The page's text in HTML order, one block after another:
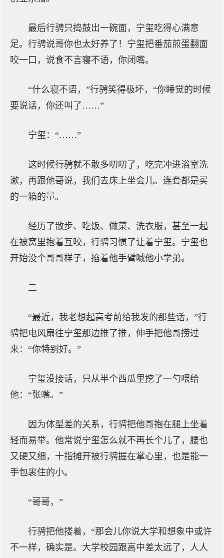
最后行骋只捣鼓出一碗面，宁玺吃得心满意
足。行骋说哥你也太好养了！宁玺把番茄煎蛋翻面
咬一口，说食不言寝不语，你闭嘴。
“什么寝不语，”行骋笑得极坏，“你睡觉的时候
要说话，你还叫了……”
宁玺：“……”
这时候行骋就不敢多叨叨了，吃完冲进浴室洗
漱，再跟他哥说，我们去床上坐会儿。连套都是买
的一箱的量。
经历了散步、吃饭、做菜、洗衣服，甚至一起
在被窝里抱着互咬，行骋习惯了让着宁玺。宁玺也
开始没个哥哥样子，掐着他手臂喊他小学弟。
二
“最近，我老想起高考前给我发的那些话，”行
骋把电风扇往宁玺那边推了推，伸手把他哥捞过
来：“你特别好。”
宁玺没接话，只从半个西瓜里挖了一勺喂给
他：“张嘴。”
因为体型差的关系，行骋把他哥抱在腿上坐着
轻而易举。他常说宁玺怎么就不再长个儿了，腰也
又硬又细，十指摊开被行骋握在掌心里，也是能一
手包裹住的小。
“哥哥，”
行骋把他搂着，“那会儿你说大学和想象中或许
不一样，确实是。大学校园跟高中差太远了，人人